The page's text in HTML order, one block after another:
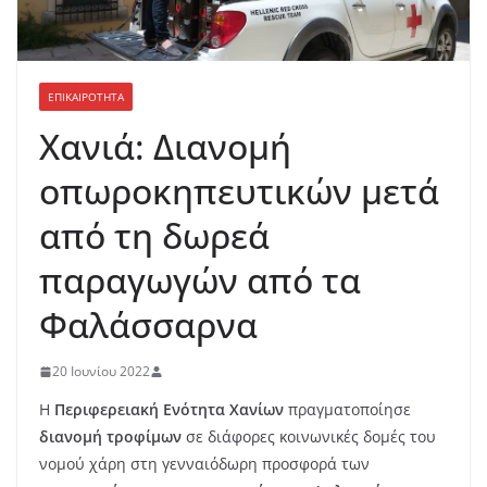
ΕΠΙΚΑΙΡΟΤΗΤΑ
Χανιά: Διανομή
οπωροκηπευτικών μετά
από τη δωρεά
παραγωγών από τα
Φαλάσσαρνα
20 Ιουνίου 2022
Η Περιφερειακή Ενότητα Χανίων πραγματοποίησε
διανομή τροφίμων σε διάφορες κοινωνικές δομές του
νομού χάρη στη γενναιόδωρη προσφορά των